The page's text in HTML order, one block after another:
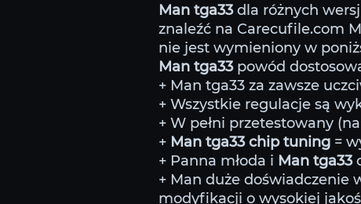
Man tga33dla różnych
znaleźć na Carecufile.com
nie jest wymieniony w
Man tga33powód
+ Man tga33 za zawsze
+ Wszystkie regulacje są
+ W pełni przetestowany
+ Man tga33 chip tuning =
+ Panna młoda i Man tga33
+ Man duże doświadczenie
modyfikacji o wysokiej